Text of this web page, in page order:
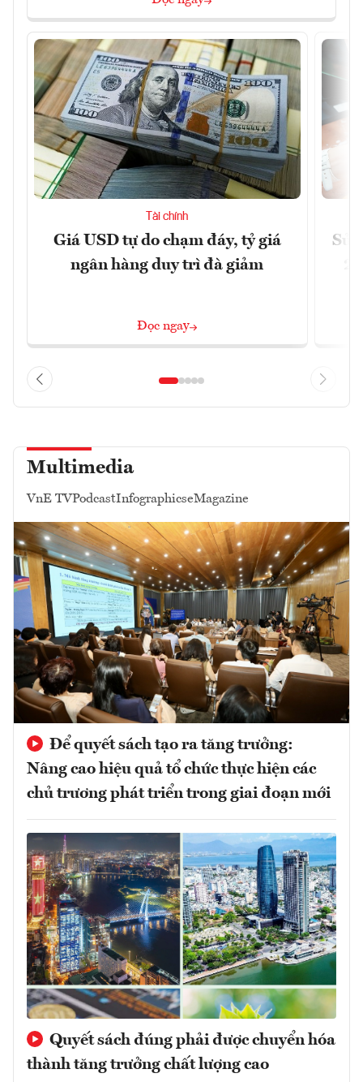
Tài chính
Giá USD tự do chạm đáy, tỷ giá
ngân hàng duy trì đà giảm
Đọc ngay
Multimedia
VnE TVPodcastInfographicseMagazine
Để quyết sách tạo ra tăng trưởng:
Nâng cao hiệu quả tổ chức thực hiện các
chủ trương phát triển trong giai đoạn mới
Quyết sách đúng phải được chuyển hóa
thành tăng trưởng chất lượng cao